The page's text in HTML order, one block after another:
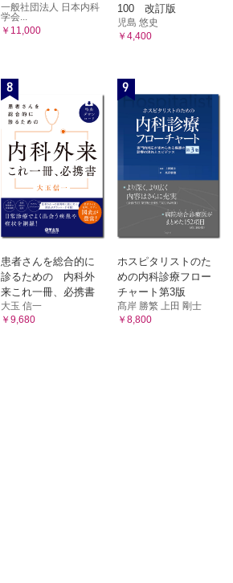
一般社団法人 日本内科
学会...
￥11,000
100 改訂版
児島 悠史
￥4,400
8
患者さんを総合的に
診るための 内科外
来これ一冊、必携書
大玉 信一
￥9,680
9
ホスピタリストのた
めの内科診療フロー
チャート第3版
髙岸 勝繁 上田 剛士
￥8,800